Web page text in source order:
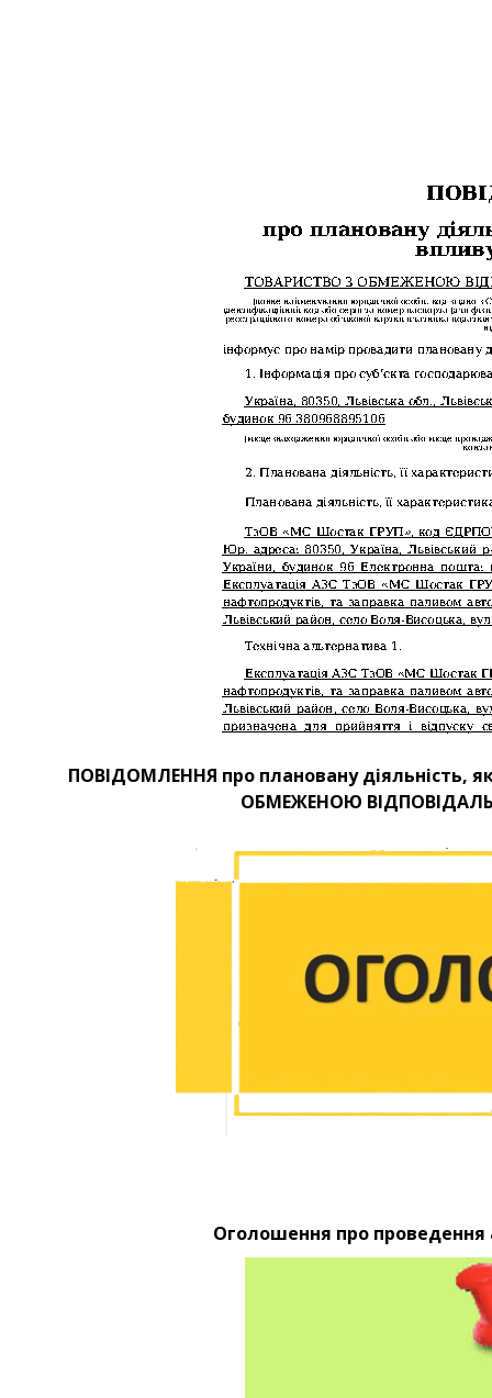
ПОВІДОМЛЕННЯ про плановану діяльність,
ОБМЕЖЕНОЮ
Оголошення про проведення